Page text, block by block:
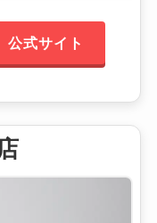
公式サイト